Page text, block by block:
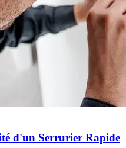
d'un Serrurier Rapide